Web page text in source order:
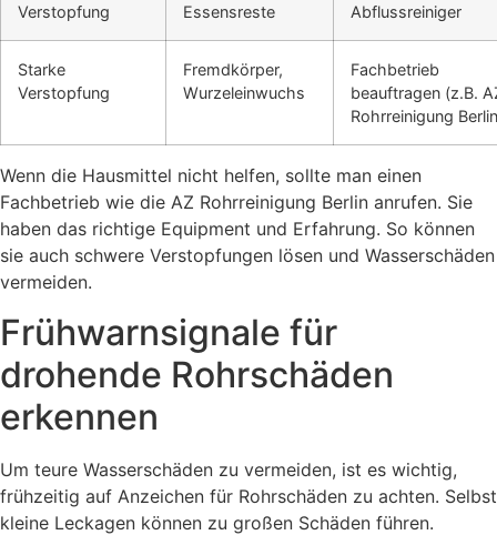
Verstopfung
Essensreste
Abflussreiniger
Starke
Verstopfung
Fremdkörper,
Wurzeleinwuchs
Fachbetrieb
beauftragen (z.B.
Rohrreinigung
Wenn die Hausmittel nicht helfen, sollte man einen
Fachbetrieb wie die AZ Rohrreinigung Berlin anrufen. Sie
haben das richtige Equipment und Erfahrung. So können
sie auch schwere Verstopfungen lösen und Wasserschäden
vermeiden.
Frühwarnsignale für
drohende Rohrschäden
erkennen
Um teure Wasserschäden zu vermeiden, ist es wichtig,
frühzeitig auf Anzeichen für Rohrschäden zu achten. Selbst
kleine Leckagen können zu großen Schäden führen.